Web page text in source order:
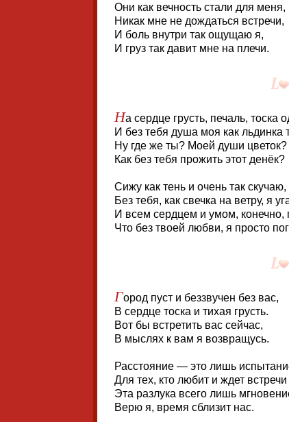
Они как вечность стали для меня,
Никак мне не дождаться встречи,
И боль внутри так ощущаю я,
И груз так давит мне на плечи.
На сердце грусть, печаль, тоска
И без тебя душа моя как льдинка
Ну где же ты? Моей души цветок?
Как без тебя прожить этот денёк?
Сижу как тень и очень так скучаю,
Без тебя, как свечка на ветру, я
И всем сердцем и умом, конечно,
Что без твоей любви, я просто
Город пуст и беззвучен без вас,
В сердце тоска и тихая грусть.
Вот бы встретить вас сейчас,
В мыслях к вам я возвращусь.
Расстояние — это лишь
Для тех, кто любит и ждет встречи
Эта разлука всего лишь
Верю я, время сблизит нас.